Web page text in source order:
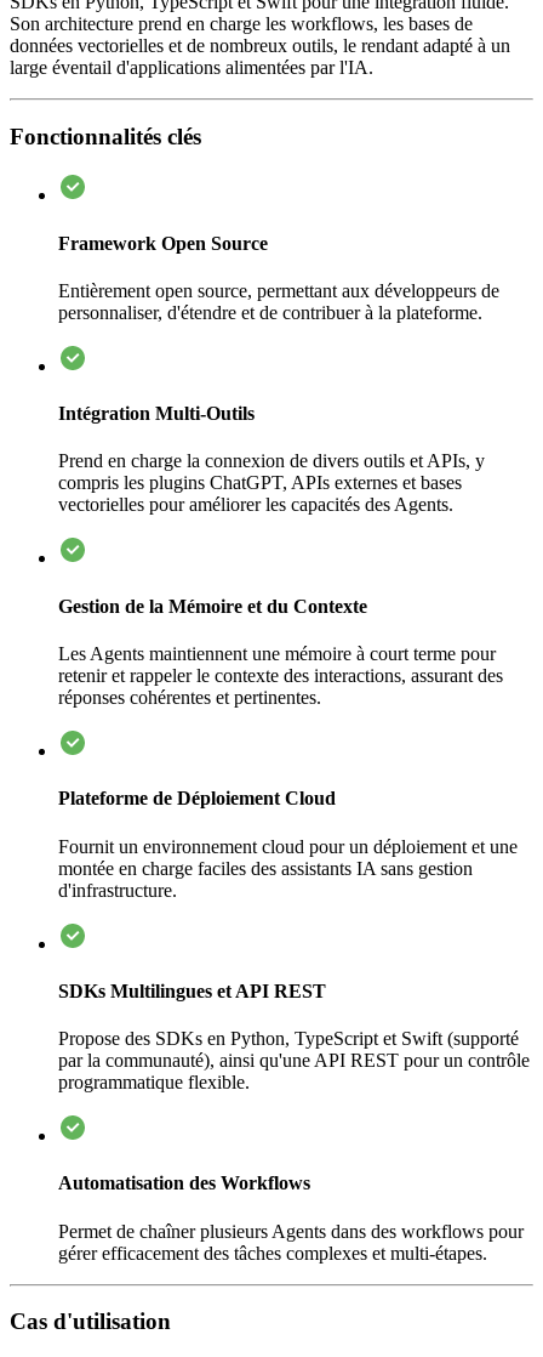
Son architecture prend en charge les workflows, les bases de
données vectorielles et de nombreux outils, le rendant adapté à un
large éventail d'applications alimentées par l'IA.
Fonctionnalités clés
Framework Open Source
Entièrement open source, permettant aux développeurs de
personnaliser, d'étendre et de contribuer à la plateforme.
Intégration Multi-Outils
Prend en charge la connexion de divers outils et APIs, y
compris les plugins ChatGPT, APIs externes et bases
vectorielles pour améliorer les capacités des Agents.
Gestion de la Mémoire et du Contexte
Les Agents maintiennent une mémoire à court terme pour
retenir et rappeler le contexte des interactions, assurant des
réponses cohérentes et pertinentes.
Plateforme de Déploiement Cloud
Fournit un environnement cloud pour un déploiement et une
montée en charge faciles des assistants IA sans gestion
d'infrastructure.
SDKs Multilingues et API REST
Propose des SDKs en Python, TypeScript et Swift (supporté
par la communauté), ainsi qu'une API REST pour un contrôle
programmatique flexible.
Automatisation des Workflows
Permet de chaîner plusieurs Agents dans des workflows pour
gérer efficacement des tâches complexes et multi-étapes.
Cas d'utilisation